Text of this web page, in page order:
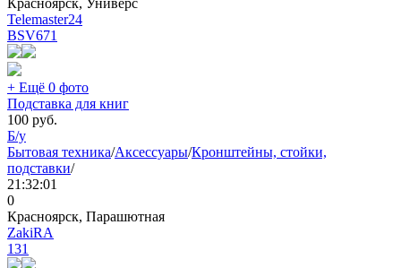
Telemaster24
BSV671
+ Ещё 0 фото
Подставка для книг
100 руб.
Б/у
Бытовая техника/Аксессуары/Кронштейны, стойки,
подставки/
21:32:01
0
Красноярск, Парашютная
ZakiRA
131